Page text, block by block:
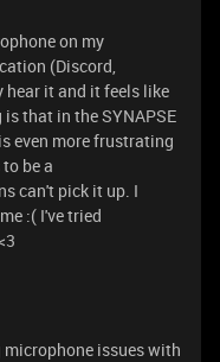
on my
(Discord,
hear it and it feels like
that in the SYNAPSE
even more frustrating
be a
can't pick it up. I
:( I've tried
issues with